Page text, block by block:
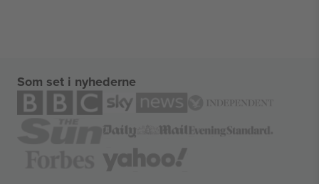
Som set i nyhederne